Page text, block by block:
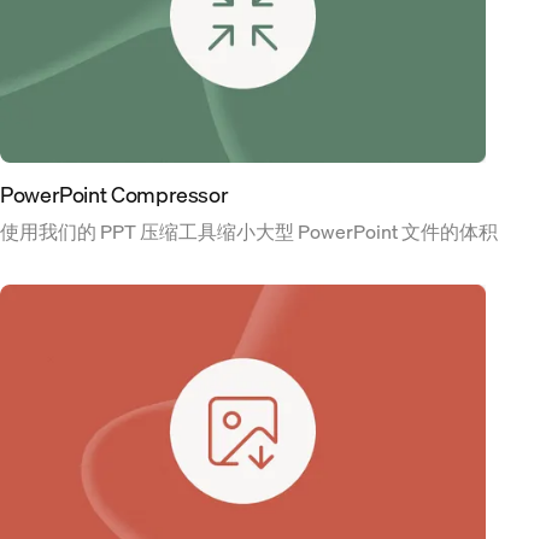
PowerPoint Compressor
使用我们的 PPT 压缩工具缩小大型 PowerPoint 文件的体积